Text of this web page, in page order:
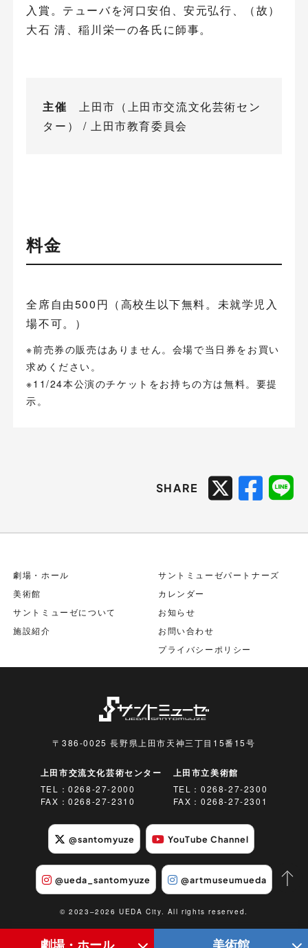
劇場・ホール 美術館
入賞。テューバを河口安伯、安元弘行、（故）
大石 清、稲川栄一の各氏に師事。
主催 上田市（上田市交流文化芸術セン
ター） / 上田市教育委員会
料金
全席自由500円（高校生以下無料。未就学児入
場不可。）
※前売券の販売はありません。会場で当日券をお買い
求めください。
※11/24本公演のチケットをお持ちの方は無料。要提
示。
SHARE
劇場・ホール
美術館
サントミューゼについて
施設紹介
サントミューゼパートナーズ
カレンダー
お知らせ
お問い合わせ
プライバシーポリシー
〒386-0025 長野県上田市天神三丁目15番15号
上田市交流文化芸術センター
TEL：0268-27-2000
FAX：0268-27-2310
上田市立美術館
TEL： 0268-27-2300
FAX：0268-27-2301
@santomyuze YouTube Channel
@ueda_santomyuze @artmuseumueda
© 2023–2026 UEDA City. All rights reserved.